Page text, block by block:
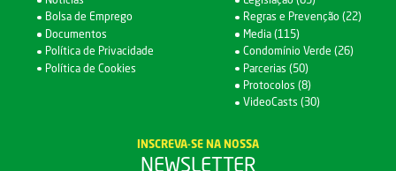
Bolsa de Emprego
Documentos
Política de Privacidade
Política de Cookies
Regras e Prevenção (22)
Media (115)
Condomínio Verde (26)
Parcerias (50)
Protocolos (8)
VideoCasts (30)
INSCREVA-SE NA NOSSA
NEWSLETTER